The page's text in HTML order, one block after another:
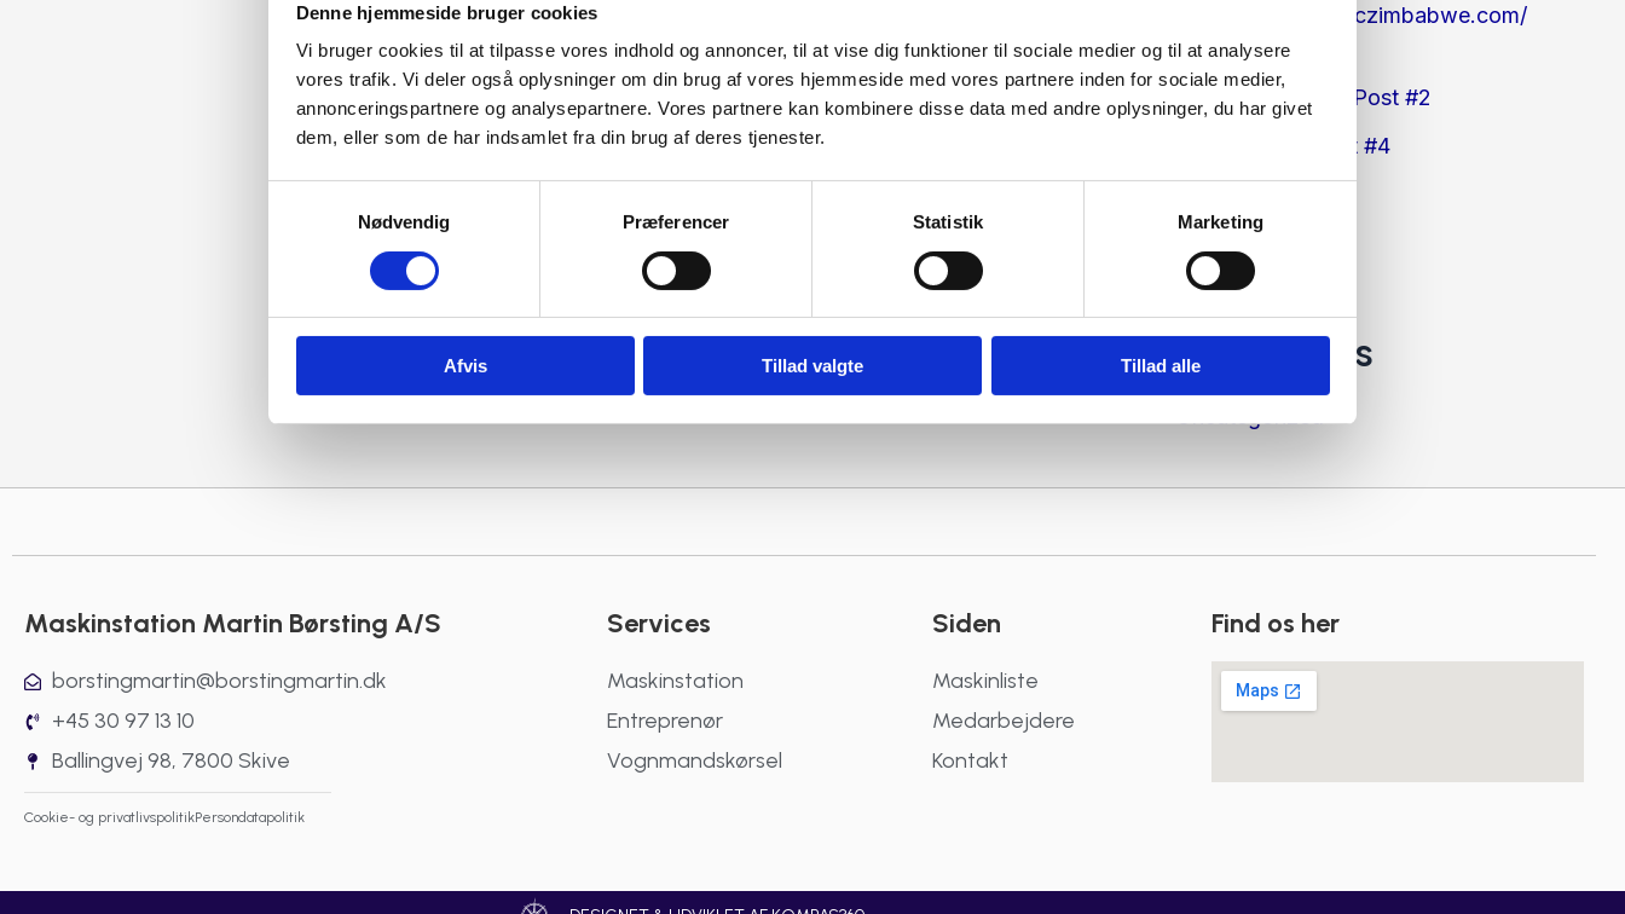
Denne hjemmeside bruger cookies
Vi bruger cookies til at tilpasse vores indhold og annoncer, til at vise dig funktioner til sociale medier og til at analysere
vores trafik. Vi deler også oplysninger om din brug af vores hjemmeside med vores partnere inden for sociale medier,
annonceringspartnere og analysepartnere. Vores partnere kan kombinere disse data med andre oplysninger, du har givet
dem, eller som de har indsamlet fra din brug af deres tjenester.
Nødvendig
Præferencer Statistik Marketing
Afvis Tillad valgte Tillad alle
https://www.exoticzimbabwe.com/
på Post #2
go to my blog
Post #2
Post #4
Archives
december 2023
Categories
Uncategorized
Maskinstation Martin Børsting A/S
borstingmartin@borstingmartin.dk
+45 30 97 13 10
Ballingvej 98, 7800 Skive
Cookie- og privatlivspolitikPersondatapolitik
Services
Maskinstation
Entreprenør
Vognmandskørsel
Siden
Maskinliste
Medarbejdere
Kontakt
Find os her